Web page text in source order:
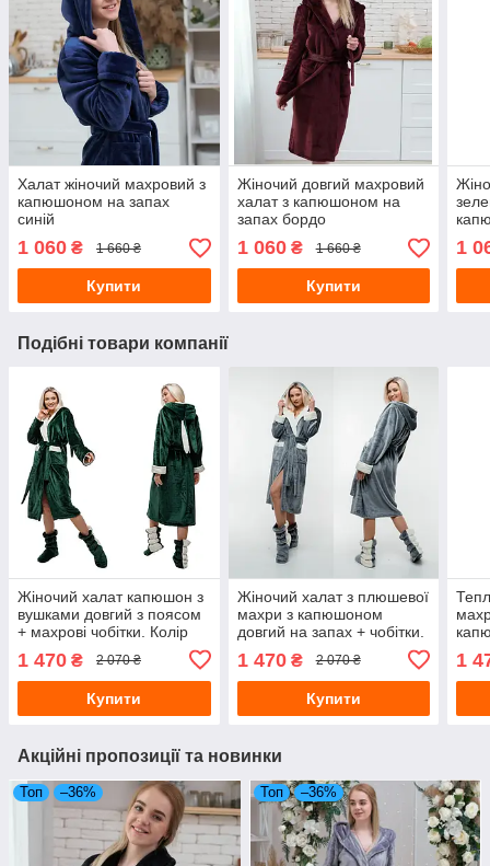
Халат жіночий махровий з
капюшоном на запах
синій
1 060 ₴ 1 660 ₴
Купити
Жіночий довгий махровий
халат з капюшоном на
запах бордо
1 060₴ 1 660 ₴
Купити
1
Подібні товари компанії
Жіночий халат капюшон з
вушками довгий з поясом
+ махрові чобітки. Колір
1 470 ₴ 2 070 ₴
Купити
Жіночий халат з плюшевої
махри з капюшоном
довгий на запах + чобітки.
Колір сірий та молочний
1 470₴ 2 070 ₴
Купити
1
Акційні пропозиції та новинки
Топ –36% Топ –36%